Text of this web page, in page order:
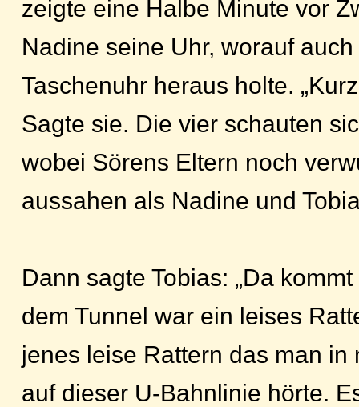
zeigte eine Halbe Minute vor
Nadine seine Uhr, worauf
Taschenuhr heraus holte.
Sagte sie. Die vier schauten
wobei Sörens Eltern noch
aussahen als Nadine und
Dann sagte Tobias: „Da kommt
dem Tunnel war ein leises
jenes leise Rattern das man in
auf dieser U-Bahnlinie hörte.